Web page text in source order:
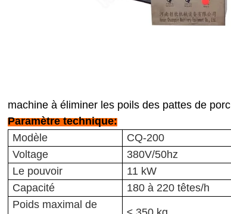
machine à éliminer les poils des pattes de porc
Paramètre technique:
Modèle
CQ-200
Voltage
380V/50hz
Le pouvoir
11 kW
Capacité
180 à 220 têtes/h
Poids maximal de